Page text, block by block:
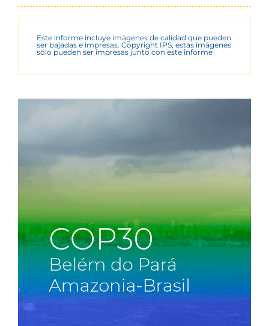
Este informe incluye imágenes de calidad que pueden
ser bajadas e impresas. Copyright IPS, estas imágenes
sólo pueden ser impresas junto con este informe